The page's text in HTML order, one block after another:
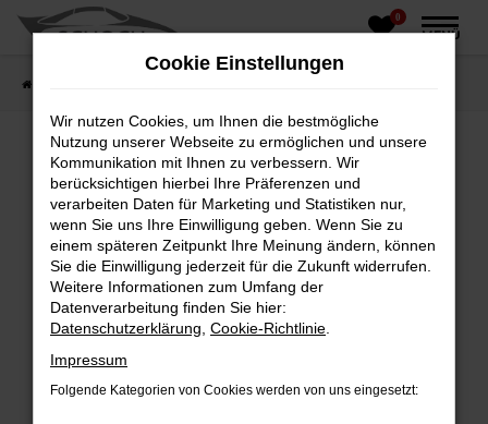
Zum
0
MENÜ
Fehler: Network Error
Beim Laden ist ein Fehler aufgetreten.
Hier sind ein paar Tipps, die dir helfen können:
Überprüfe deine Firewall und deine
Internetverbindung.
Laden andere Webseiten, zum Beispiel deine
Suchmaschine?
Prüfe deine Browsererweiterungen.
Cookie Einstellungen
Wir nutzen Cookies, um Ihnen die bestmögliche
Nutzung unserer Webseite zu ermöglichen und unsere
Kommunikation mit Ihnen zu verbessern. Wir
berücksichtigen hierbei Ihre Präferenzen und
verarbeiten Daten für Marketing und Statistiken nur,
wenn Sie uns Ihre Einwilligung geben. Wenn Sie zu
einem späteren Zeitpunkt Ihre Meinung ändern, können
Sie die Einwilligung jederzeit für die Zukunft widerrufen.
Weitere Informationen zum Umfang der
Datenverarbeitung finden Sie hier:
Datenschutzerklärung Cookie-Richtlinie
Impressum
Folgende Kategorien von Cookies werden von uns eingesetzt: